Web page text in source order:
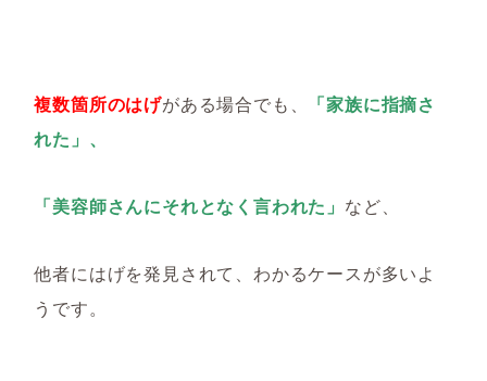
複数箇所のはげがある場合でも、
「家族に指摘さ
れた」、
「美容師さんにそれとなく言われた」 など、
他者にはげを発見されて、わかるケースが多いよ
うです。